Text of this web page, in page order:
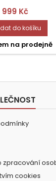
999 Kč
do košíku
na prodejně
zpracování
cookies